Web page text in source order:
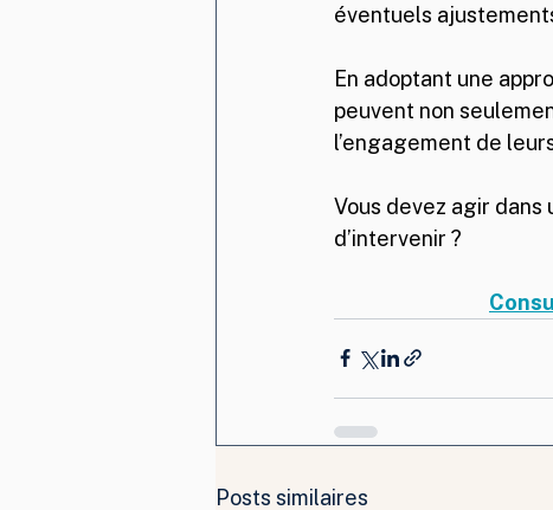
éventuels
En adoptant une
peuvent non
l’engagement de
Vous devez agir dans
d’intervenir ?
Posts similaires